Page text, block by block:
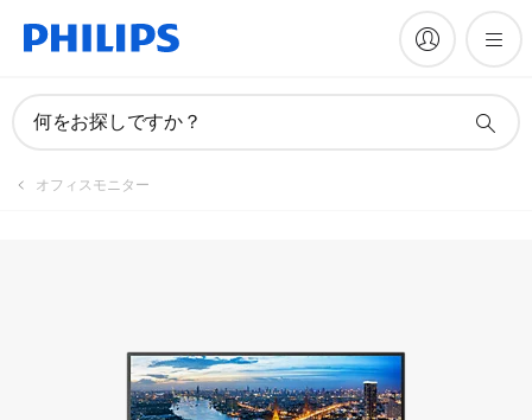
何をお探しですか？
オフィスモニター
マニュアルとドキュメント